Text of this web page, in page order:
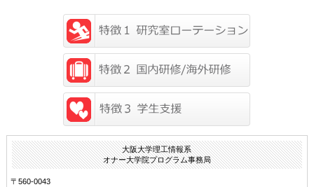
大阪大学理工情報系
オナー大学院プログラム事務局
〒560-0043